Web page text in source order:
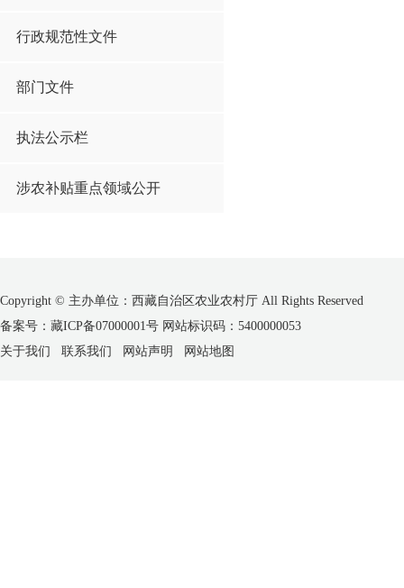
行政规范性文件
部门文件
执法公示栏
涉农补贴重点领域公开
Copyright © 主办单位：西藏自治区农业农村厅 All Rights Reserved
备案号：藏ICP备07000001号 网站标识码：5400000053
关于我们
联系我们 网站声明 网站地图